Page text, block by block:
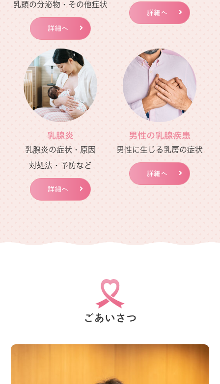
う体制を有しております。
マイナ保険証の利用を促進する等、医療DXを通じ
て質の高い医療（電子処方箋、電子カルテ情報共
ます。
【一般名処方加算】
後発医薬品の使用促進を図ると共に、医薬品の安
定供給に向けた取り組みを実施するため、薬剤の
ご理解ご協力のほどよろしくお願いいたします。
院内におきましては患者さんにもマスクの着用を
お願いしておりましたが、
令和6年6月1日以降は患者さんの個人の御判断に
お願いする事と致しました。
なお、職員は現行通り、マスク着用での対応とな
乳頭の分泌物・その他症状
詳細へ
詳細へ
乳腺炎
乳腺炎の症状・原因
対処法・予防など
詳細へ
男性の乳腺疾患
男性に生じる乳房の症状
詳細へ
ごあいさつ